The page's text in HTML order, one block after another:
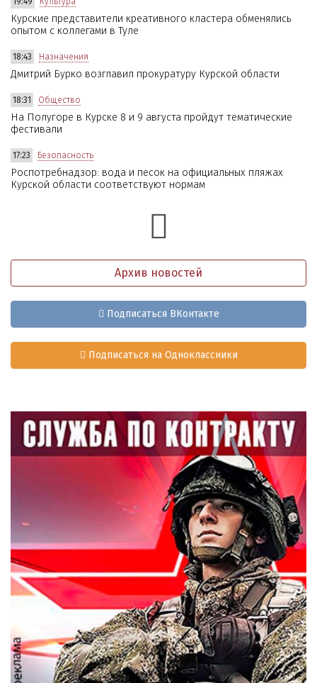
Курские представители креативного кластера обменялись
опытом с коллегами в Туле
18:43 Назначения
Дмитрий Бурко возглавил прокуратуру Курской области
18:31 Общество
На Полугоре в Курске 8 и 9 августа пройдут тематические
фестивали
17:23 Безопасность
Роспотребнадзор: вода и песок на официальных пляжах
Курской области соответствуют нормам
Архив новостей
Подписаться ВКонтакте
Подписаться на Одноклассники